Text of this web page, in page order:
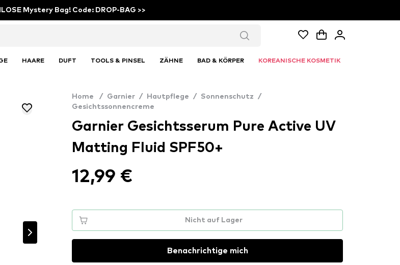
Mystery Bag! Code: DROP-BAG >>
HAARE DUFT TOOLS & PINSEL ZÄHNE BAD & KÖRPER KOREANISCHE KOSMETIK
Home / Garnier / Hautpflege / Sonnenschutz
/
Gesichtssonnencreme
Garnier Gesichtsserum Pure Active UV
Matting Fluid SPF50+
12,99 €
Nicht auf Lager
Benachrichtige mich